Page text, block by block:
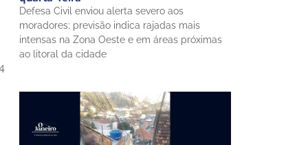
Defesa Civil enviou alerta severo aos
moradores; previsão indica rajadas mais
intensas na Zona Oeste e em áreas próximas
ao litoral da cidade